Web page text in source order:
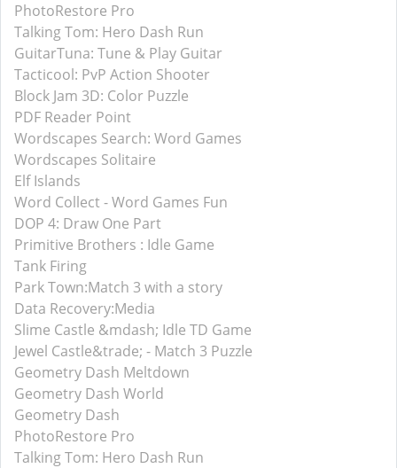
PhotoRestore Pro
Talking Tom: Hero Dash Run
GuitarTuna: Tune & Play Guitar
Tacticool: PvP Action Shooter
Block Jam 3D: Color Puzzle
PDF Reader Point
Wordscapes Search: Word Games
Wordscapes Solitaire
Elf Islands
Word Collect - Word Games Fun
DOP 4: Draw One Part
Primitive Brothers : Idle Game
Tank Firing
Park Town:Match 3 with a story
Data Recovery:Media
Slime Castle &mdash; Idle TD Game
Jewel Castle&trade; - Match 3 Puzzle
Geometry Dash Meltdown
Geometry Dash World
Geometry Dash
PhotoRestore Pro
Talking Tom: Hero Dash Run